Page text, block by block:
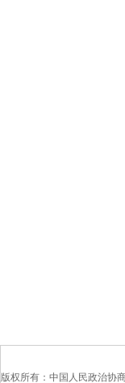
版权所有：中国人民政治